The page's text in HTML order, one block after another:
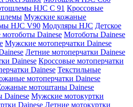
HJC C 91 Кроссовые
Мужские кожаные
HJC V90 Модуляры HJC Детское
Dainese Мотоботы Dainese
Мужские мотоперчатки Dainese
Летние мотоперчатки Dainese
Dainese Кроссовые мотоперчатки
Dainese Текстильные
мотоперчатки Dainese
мотоштаны Dainese
Dainese Мужские мотокуртки
Dainese Летние мотокуртки